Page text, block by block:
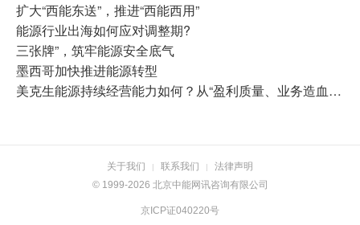
扩大“西能东送”，推进“西能西用”
能源行业出海如何应对调整期?
三张牌”，筑牢能源安全底气
墨西哥加快推进能源转型
美克生能源持续经营能力如何？从“盈利质量、业务造血与融资能力”三维度拆解其增长韧性
关于我们 | 联系我们 |
法律声明
© 1999-2026 北京中能网讯咨询有限公司
京ICP证040220号